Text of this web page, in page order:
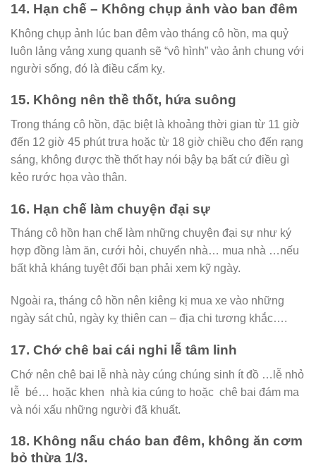
14. Hạn chế – Không chụp ảnh vào ban đêm
Không chụp ảnh lúc ban đêm vào tháng cô hồn, ma quỷ
luôn lảng vảng xung quanh sẽ “vô hình” vào ảnh chung với
người sống, đó là điều cấm kỵ.
15. Không nên thề thốt, hứa suông
Trong tháng cô hồn, đặc biệt là khoảng thời gian từ 11 giờ
đến 12 giờ 45 phút trưa hoặc từ 18 giờ chiều cho đến rạng
sáng, không được thề thốt hay nói bậy bạ bất cứ điều gì
kẻo rước họa vào thân.
16. Hạn chế làm chuyện đại sự
Tháng cô hồn hạn chế làm những chuyện đại sự như ký
hợp đồng làm ăn, cưới hỏi, chuyển nhà… mua nhà …nếu
bất khả kháng tuyệt đối bạn phải xem kỹ ngày.
Ngoài ra, tháng cô hồn nên kiêng kị mua xe vào những
ngày sát chủ, ngày kỵ thiên can – địa chi tương khắc….
17. Chớ chê bai cái nghi lễ tâm linh
Chớ nên chê bai lễ nhà này cúng chúng sinh ít đồ …lễ nhỏ
lễ bé… hoặc khen nhà kia cúng to hoặc chê bai đám ma
và nói xấu những người đã khuất.
18. Không nấu cháo ban đêm, không ăn cơm
bỏ thừa 1/3.